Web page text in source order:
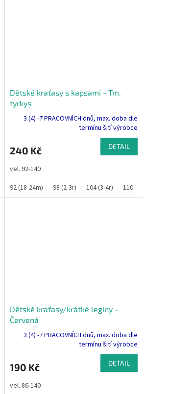
116 122 128 134 140
Dětské kraťasy s kapsami - Tm.
tyrkys
3 (4) -7 PRACOVNÍCH dnů, max. doba dle
termínu šití výrobce
240 Kč DETAIL
vel. 92-140
92 (18-24m)
98 (2-3r) 104 (3-4r) 110
Dětské kraťasy/krátké legíny -
Červená
3 (4) -7 PRACOVNÍCH dnů, max. doba dle
termínu šití výrobce
190 Kč DETAIL
vel. 86-140